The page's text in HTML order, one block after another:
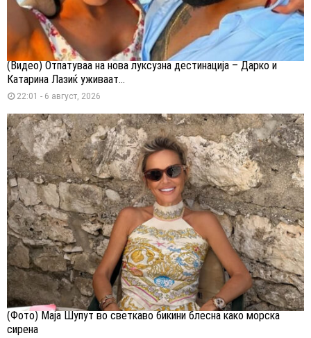
(Видео) Отпатуваа на нова луксузна дестинација – Дарко и
Катарина Лазиќ уживаат...
22:01 - 6 август, 2026
(Фото) Маја Шупут во светкаво бикини блесна како морска
сирена